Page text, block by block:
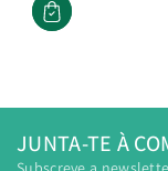
JUNTA-TE À